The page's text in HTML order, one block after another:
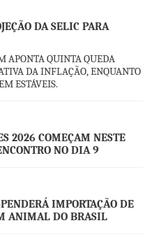
DA SELIC PARA
APONTA QUINTA QUEDA
DA INFLAÇÃO, ENQUANTO
ESTÁVEIS.
2026 COMEÇAM NESTE
NO DIA 9
IMPORTAÇÃO DE
ANIMAL DO BRASIL